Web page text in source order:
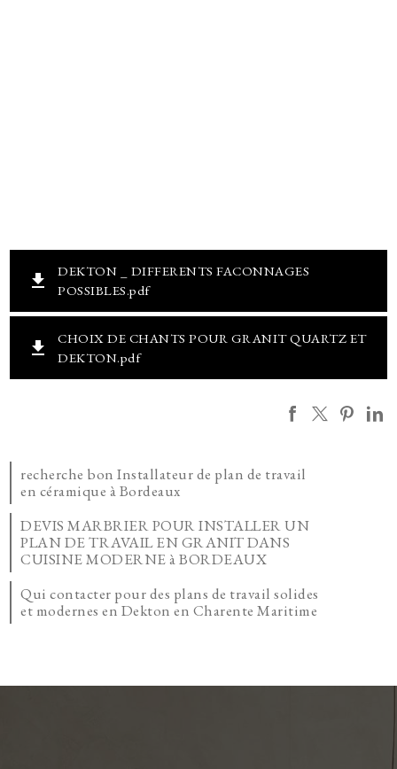
get_app
DEKTON _ DIFFERENTS FACONNAGES
POSSIBLES.pdf
get_app
CHOIX DE CHANTS POUR GRANIT QUARTZ ET
DEKTON.pdf
recherche bon Installateur de plan de travail
en céramique à Bordeaux
DEVIS MARBRIER POUR INSTALLER UN
PLAN DE TRAVAIL EN GRANIT DANS
CUISINE MODERNE à BORDEAUX
Qui contacter pour des plans de travail solides
et modernes en Dekton en Charente Maritime